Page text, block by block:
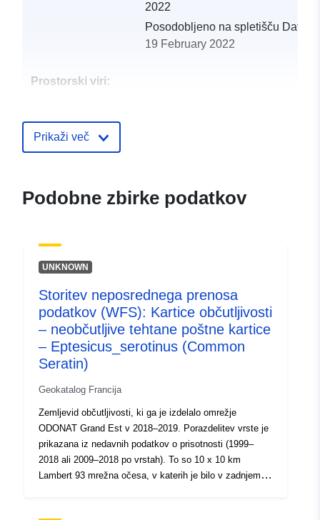
2022
Posodobljeno na spletišču
19 February 2022
Prostorski viri:
81b472972ce7
Tip:
Vir:
http://inspire.ec.europa.eu/
codelist/ResourceType/services
Prikaži več
Podobne zbirke podatkov
UNKNOWN
Storitev neposrednega prenosa
podatkov (WFS): Kartice občutljivosti
– neobčutljive tehtane poštne kartice
– Eptesicus_serotinus (Common
Seratin)
Geokatalog Francija
Zemljevid občutljivosti, ki ga je izdelalo omrežje
ODONAT Grand Est v 2018–2019. Porazdelitev vrste je
prikazana iz nedavnih podatkov o prisotnosti (1999–
2018 ali 2009–2018 po vrstah). To so 10 x 10 km
Lambert 93 mrežna očesa, v katerih je bilo v zadnjem